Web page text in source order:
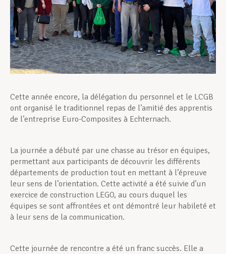
Actualités
Cette année encore, la délégation du personnel et le LCGB
ont organisé le traditionnel repas de l’amitié des apprentis
de l’entreprise Euro-Composites à Echternach.
La journée a débuté par une chasse au trésor en équipes,
permettant aux participants de découvrir les différents
départements de production tout en mettant à l’épreuve
leur sens de l’orientation. Cette activité a été suivie d’un
exercice de construction LEGO, au cours duquel les
équipes se sont affrontées et ont démontré leur habileté et
à leur sens de la communication.
Cette journée de rencontre a été un franc succès. Elle a